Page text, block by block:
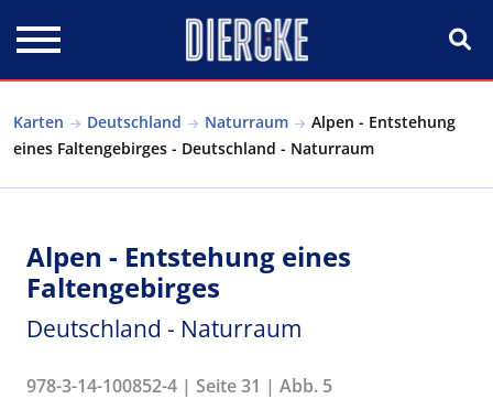
Karten Deutschland Naturraum
Alpen - Entstehung
eines Faltengebirges - Deutschland - Naturraum
Alpen - Entstehung eines
Faltengebirges
Deutschland - Naturraum
978-3-14-100852-4 | Seite 31 | Abb. 5